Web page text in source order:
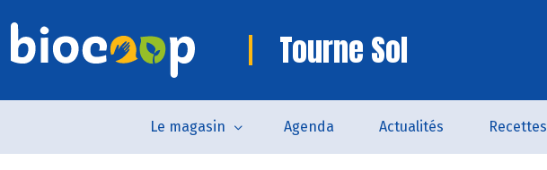
Tourne Sol
Le magasin Agenda Actualités Recettes